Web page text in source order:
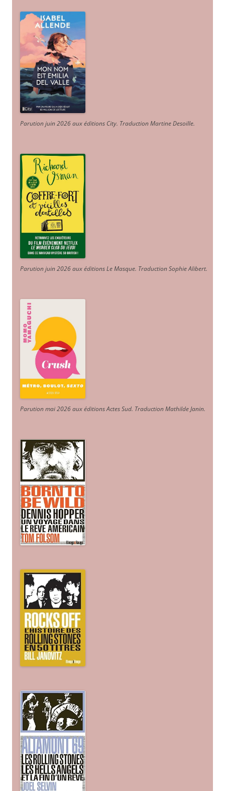
Parution juin 2026 aux éditions City. Traduction Martine Desoille.
Parution juin 2026 aux éditions Le Masque. Traduction Sophie Alibert.
Parution mai 2026 aux éditions Actes Sud. Traduction Mathilde Janin.